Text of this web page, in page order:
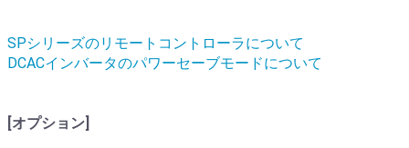
SPシリーズのリモートコントローラについて
DCACインバータのパワーセーブモードについて
[オプション]